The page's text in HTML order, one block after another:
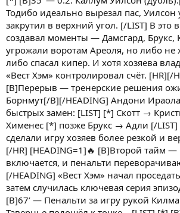
Тодибо идеально вырезал пас, Уилсон
закрутил в верхний угол. [/LIST] В это
создавал моменты — Дамсгард, Брукс,
угрожали воротам Ареоля, но либо не
либо спасал кипер. И хотя хозяева
«Вест Хэм» контролировал счёт. [HR][/
[B]Перерыв — тренерские решения
Борнмут[/B][/HEADING] Андони
быстрых замен: [LIST] [*] Скотт →
Хименес [*] позже Брукс → Адли [/LIST]
сделали игру хозяев более резкой и
[/HR] [HEADING=1]🔥 [B]Второй тайм
включается, и пенальти
[/HEADING] «Вест Хэм» начал
затем случилась ключевая серия
[B]67’ — Пенальти за игру рукой